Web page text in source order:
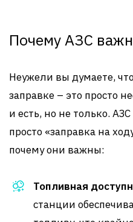
Почему АЗС
Неужели вы думаете,
заправке – это просто
и есть, но не только.
просто «заправка на
почему они важны:
Топливная
станции